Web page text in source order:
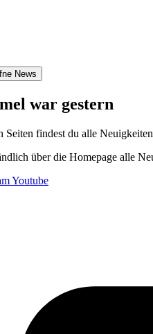
News
war gestern
Seiten findest du alle
über die Homepage alle
Youtube